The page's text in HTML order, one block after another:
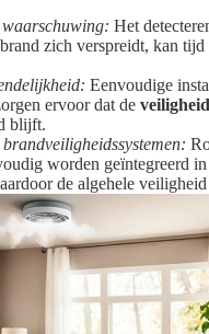
Het
zich verspreidt, kan tijd
Eenvoudige
ervoor dat de
blijft.
worden geïntegreerd in
de algehele